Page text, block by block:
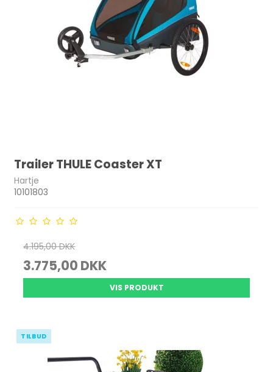
Trailer THULE Coaster XT
Hartje
10101803
4.195,00 DKK
3.775,00 DKK
VIS PRODUKT
TILBUD